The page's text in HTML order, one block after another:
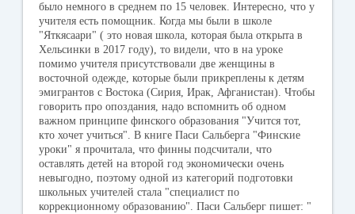
было немного в среднем по 15 человек. Интересно, что у
учителя есть помощник. Когда мы были в школе
"Яткясаари" ( это новая школа, которая была открыта в
Хельсинки в 2017 году), то видели, что в на уроке
помимо учителя присутствовали две женщины в
восточной одежде, которые были прикреплены к детям
эмигрантов с Востока (Сирия, Ирак, Афганистан). Чтобы
говорить про опоздания, надо вспомнить об одном
важном принципе финского образования "Учится тот,
кто хочет учиться". В книге Паси Сальберга "Финские
уроки" я прочитала, что финны подсчитали, что
оставлять детей на второй год экономически очень
невыгодно, поэтому одной из категорий подготовки
школьных учителей стала "специалист по
коррекционному образованию". Паси Сальберг пишет: "